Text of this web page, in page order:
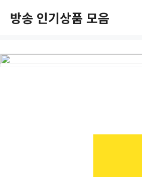
방송 인기상품 모음